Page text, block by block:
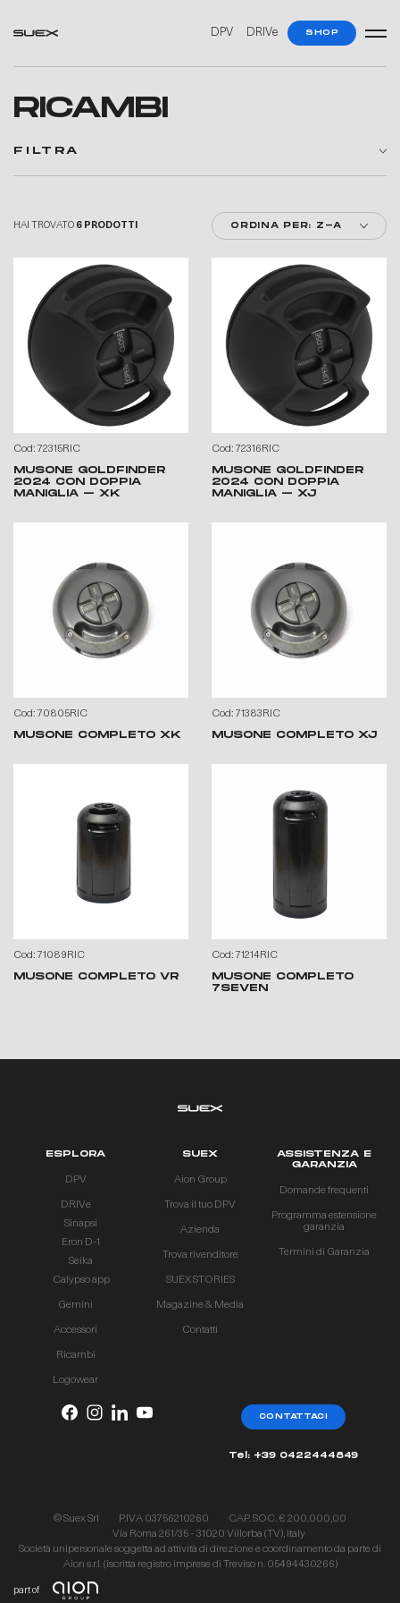
DPV DRIVe SHOP
RICAMBI
FILTRA
HAI TROVATO 6 PRODOTTI ORDINA PER: Z-A
Cod: 72315RIC
MUSONE GOLDFINDER
2024 CON DOPPIA
MANIGLIA – XK
Cod: 72316RIC
MUSONE GOLDFINDER
2024 CON DOPPIA
MANIGLIA – XJ
Cod: 70805RIC
MUSONE COMPLETO XK
Cod: 71383RIC
MUSONE COMPLETO XJ
Cod: 71089RIC
MUSONE COMPLETO VR
Cod: 71214RIC
MUSONE COMPLETO
7SEVEN
ESPLORA
DPV
DRIVe
Sinapsi
Eron D-1
Seika
Calypso app
Gemini
Accessori
Ricambi
Logowear
SUEX
Aion Group
Trova il tuo DPV
Azienda
Trova rivenditore
SUEX STORIES
Magazine & Media
Contatti
ASSISTENZA E
GARANZIA
Domande frequenti
Programma estensione
garanzia
Termini di Garanzia
CONTATTACI
Tel: +39 0422444849
© Suex Srl P.IVA 03756210260
CAP. SOC. € 200.000,00
Via Roma 261/35 - 31020 Villorba (TV), Italy
Società unipersonale soggetta ad attività di direzione e coordinamento da parte di
Aion s.r.l. (iscritta registro imprese di Treviso n. 05494430266)
part of